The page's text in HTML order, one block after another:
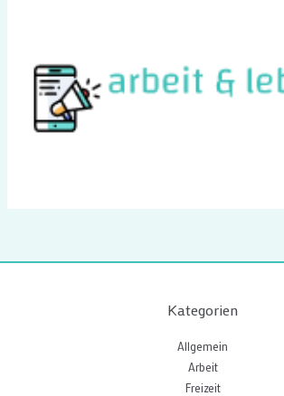
Kategorien
Allgemein
Arbeit
Freizeit